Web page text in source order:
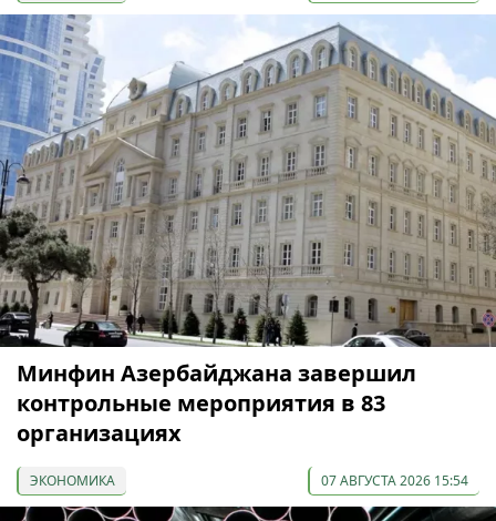
Минфин Азербайджана завершил
контрольные мероприятия в 83
организациях
ЭКОНОМИКА 07 АВГУСТА 2026 15:54